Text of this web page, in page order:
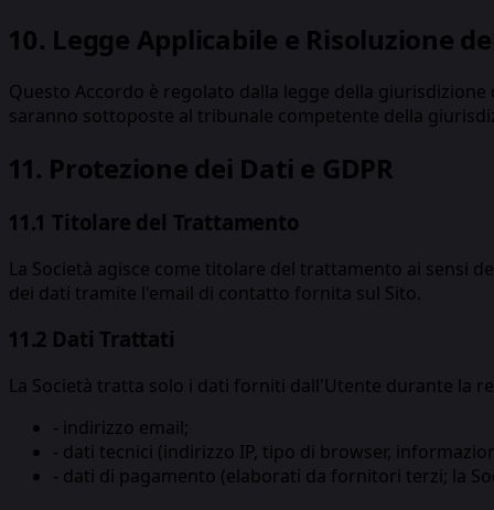
10. Legge Applicabile e Risoluzione
Questo Accordo è regolato dalla legge della
saranno sottoposte al tribunale competente della
11. Protezione dei Dati e GDPR
11.1 Titolare del Trattamento
La Società agisce come titolare del trattamento ai sensi
dei dati tramite l'email di contatto fornita sul Sito.
11.2 Dati Trattati
La Società tratta solo i dati forniti dall'Utente durante la
- indirizzo email;
- dati tecnici (indirizzo IP, tipo di browser,
- dati di pagamento (elaborati da fornitori terzi; la